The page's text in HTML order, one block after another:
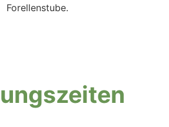
Forellenstube.